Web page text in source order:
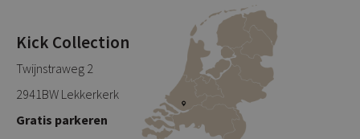
Kick Collection
Twijnstraweg 2
2941BW Lekkerkerk
Gratis parkeren